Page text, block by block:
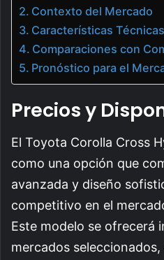
Contexto del Mercado
Características Técnicas
Comparaciones con
Pronóstico para el
Precios y
El Toyota Corolla Cross
como una opción que
avanzada y diseño
competitivo en el
Este modelo se ofrecerá
mercados